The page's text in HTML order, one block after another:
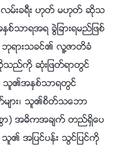
မ္းခရီး ဟုတ္ မဟုတ္ ဆိုသ
ရအရ ခြဲျခားရမည္ျဖစ္
ရားသခင္၏ လူ႔ဇာတိခံ
ကို ဆုံးျဖတ္ရာတြင္
သူ၏အႏွစ္သာရတြင္
က္မ်ား၊ သူ၏စိတ္သေဘာ
းစြာ) အဓိကအခ်က္ တည္ရွိေပ
ျပင္ပန္း သြင္ျပင္ကို